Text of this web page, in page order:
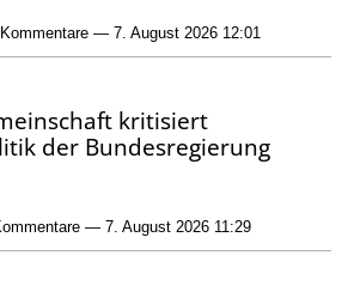
Kommentare — 7. August 2026 12:01
kritisiert
der Bundesregierung
— 7. August 2026 11:29